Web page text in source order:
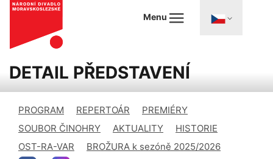
Menu
DETAIL PŘEDSTAVENÍ
PROGRAM REPERTOÁR
PREMIÉRY
SOUBOR ČINOHRY
AKTUALITY
HISTORIE
OST-RA-VAR
BROŽURA k sezóně 2025/2026